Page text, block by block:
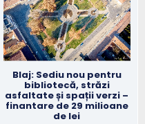
Blaj: Sediu nou pentru
bibliotecă, străzi
asfaltate și spații verzi –
finantare de 29 milioane
de lei